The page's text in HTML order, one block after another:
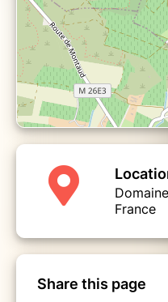
France
Share this page